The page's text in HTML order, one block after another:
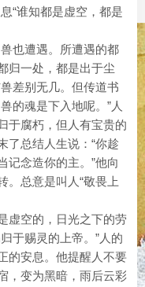
“谁知都是虚空，都是
也遭遇。所遭遇的都
归一处，都是出于尘
差别无几。但传道书
的魂是下入地呢。”人
于腐朽，但人有宝贵的
了总结人生说：“你趁
念造你的主。”他向
。总意是叫人“敬畏上
虚空的，日光之下的劳
于赐灵的上帝。”人的
的安息。他提醒人不要
，变为黑暗，雨后云彩